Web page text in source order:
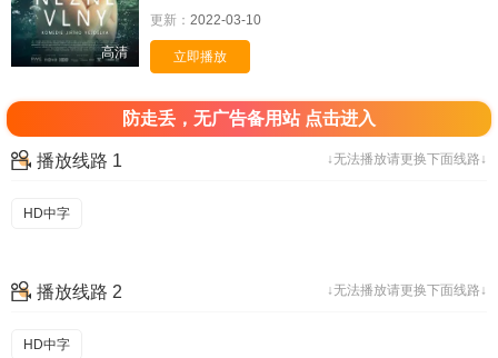
高清
更新： 2022-03-10
立即播放
防走丢，无广告备用站 点击进入
↓无法播放请更换下面线路↓
播放线路 1
HD中字
↓无法播放请更换下面线路↓
播放线路 2
HD中字